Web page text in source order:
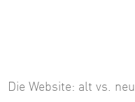
Die Website: alt vs. neu